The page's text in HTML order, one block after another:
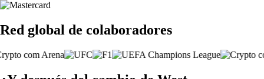
Red global de colaboradores